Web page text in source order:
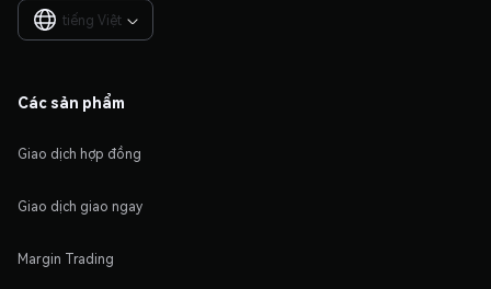
tiếng Việt 
Các sản phẩm
Giao dịch hợp đồng
Giao dịch giao ngay
Margin Trading